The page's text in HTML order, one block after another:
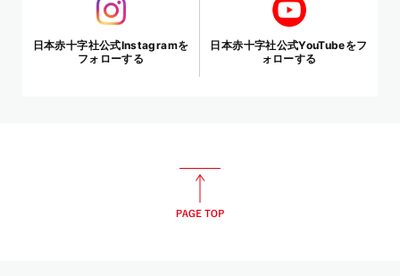
日本赤十字社公式Instagramを
フォローする
日本赤十字社公式YouTubeをフ
ォローする